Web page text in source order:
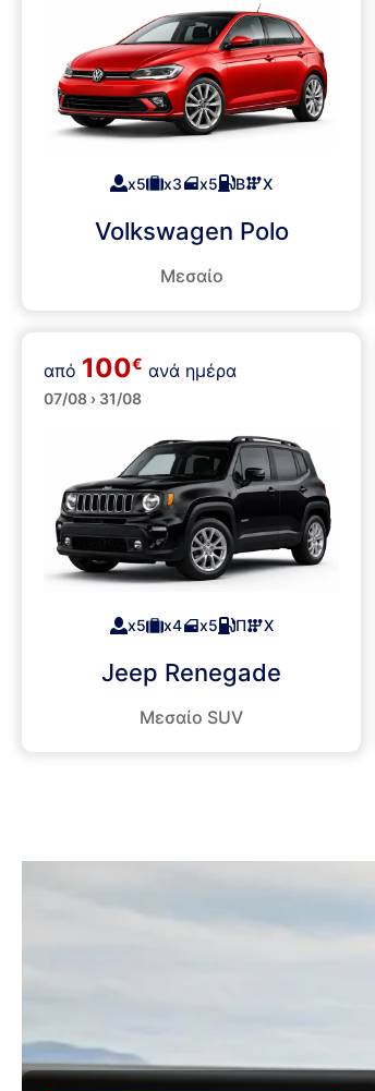
x5 x3 x5 Β Χ
Volkswagen Polo
Μεσαίο
SUVs
από 100€ ανά ημέρα
07/08 › 31/08
x5 x4 x5 Π Χ
Jeep Renegade
Μεσαίο SUV